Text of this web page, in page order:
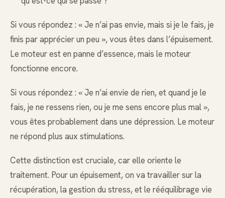
Si vous répondez : « Je n’ai pas envie, mais si je le fais, je
finis par apprécier un peu », vous êtes dans l’épuisement.
Le moteur est en panne d’essence, mais le moteur
fonctionne encore.
Si vous répondez : « Je n’ai envie de rien, et quand je le
fais, je ne ressens rien, ou je me sens encore plus mal »,
vous êtes probablement dans une dépression. Le moteur
ne répond plus aux stimulations.
Cette distinction est cruciale, car elle oriente le
traitement. Pour un épuisement, on va travailler sur la
récupération, la gestion du stress, et le rééquilibrage vie